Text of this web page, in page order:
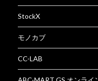
StockX
モノカブ
CC-LAB